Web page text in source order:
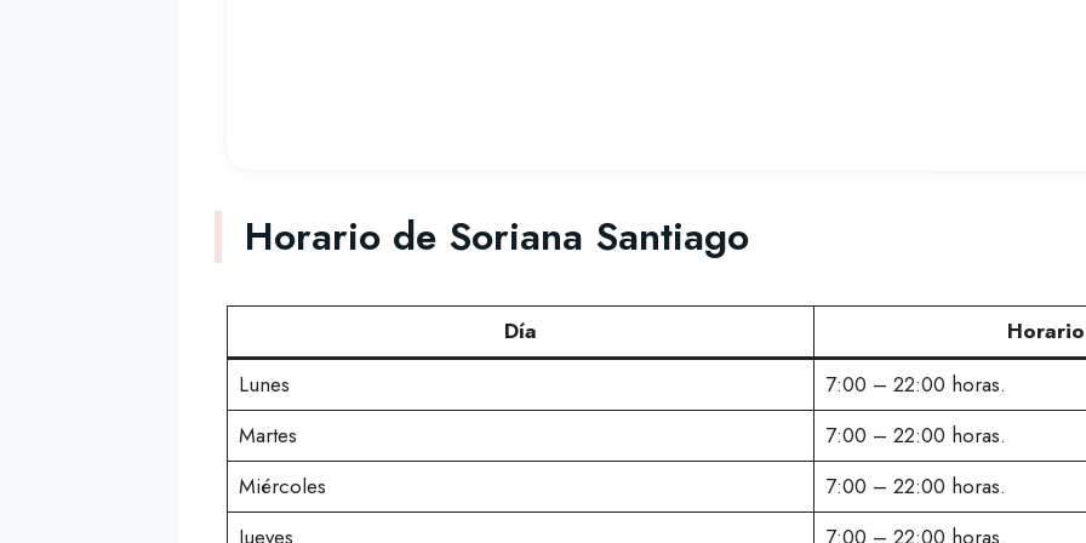
Horario de Soriana Santiago
Día
Lunes
7:00 – 22:00 horas.
Martes
7:00 – 22:00 horas.
Miércoles
7:00 – 22:00 horas.